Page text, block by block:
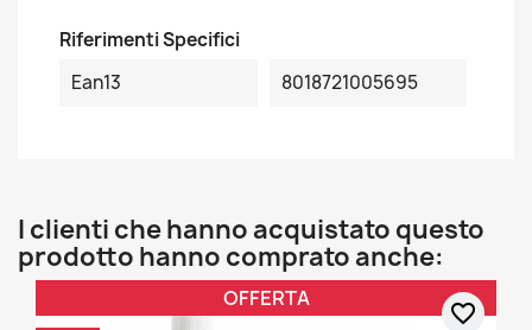
Riferimenti Specifici
Ean13
8018721005695
I clienti che hanno acquistato questo
prodotto hanno comprato anche:
OFFERTA
favorite_border